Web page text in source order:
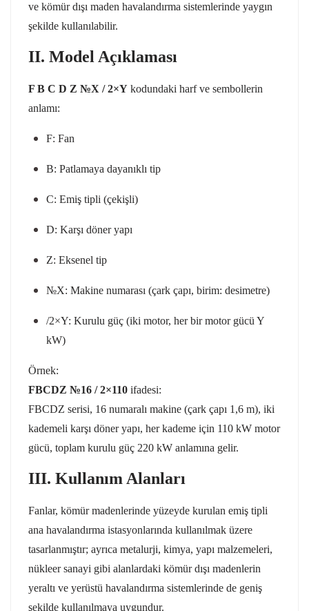
ve kömür dışı maden havalandırma sistemlerinde yaygın
şekilde kullanılabilir.
II. Model Açıklaması
F B C D Z №X / 2×Y kodundaki harf ve sembollerin
anlamı:
F: Fan
B: Patlamaya dayanıklı tip
C: Emiş tipli (çekişli)
D: Karşı döner yapı
Z: Eksenel tip
№X: Makine numarası (çark çapı, birim: desimetre)
/2×Y: Kurulu güç (iki motor, her bir motor gücü Y
kW)
Örnek:
FBCDZ №16 / 2×110 ifadesi:
FBCDZ serisi, 16 numaralı makine (çark çapı 1,6 m), iki
kademeli karşı döner yapı, her kademe için 110 kW motor
gücü, toplam kurulu güç 220 kW anlamına gelir.
III. Kullanım Alanları
Fanlar, kömür madenlerinde yüzeyde kurulan emiş tipli
ana havalandırma istasyonlarında kullanılmak üzere
tasarlanmıştır; ayrıca metalurji, kimya, yapı malzemeleri,
nükleer sanayi gibi alanlardaki kömür dışı madenlerin
yeraltı ve yerüstü havalandırma sistemlerinde de geniş
şekilde kullanılmaya uygundur.